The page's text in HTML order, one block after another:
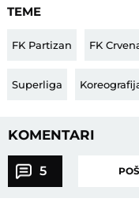
TEME
FK Partizan FK
Superliga
KOMENTARI
5